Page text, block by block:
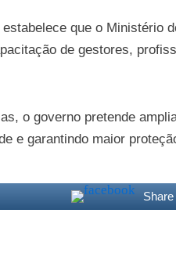
que o Ministério
de gestores,
o governo pretende
e garantindo maior